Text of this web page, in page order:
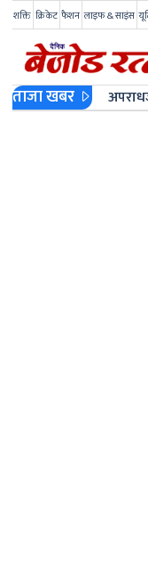
शक्ति क्रिकेट फैशन लाइफ & साइंस
ताजा खबर अपराध